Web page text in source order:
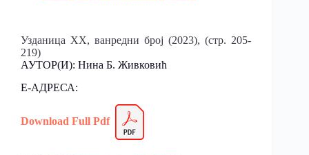
Узданица XX, ванредни број (2023), (стр. 205-
219)
АУТОР(И): Нина Б. Живковић
Е-АДРЕСА:
Download Full Pdf